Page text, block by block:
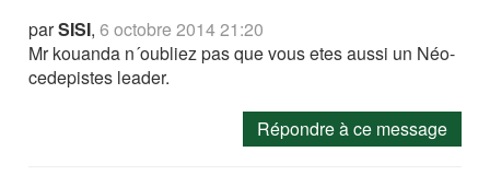
parSISI,6 octobre 2014 21:20
Mr kouanda n´oubliez pas que vous etes aussi un Néo-
cedepistes leader.
Répondre à ce message